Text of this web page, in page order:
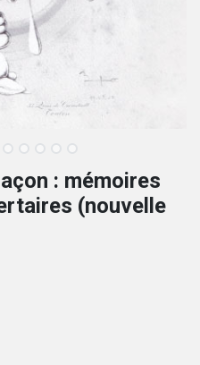
: mémoires
(nouvelle